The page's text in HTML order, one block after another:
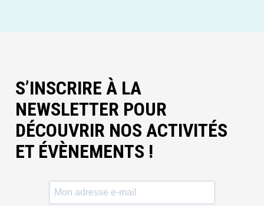
S’INSCRIRE À LA
NEWSLETTER POUR
DÉCOUVRIR NOS ACTIVITÉS
ET ÉVÈNEMENTS !